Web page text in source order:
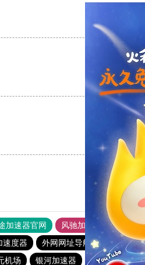
加速器官网 风驰加速器
旋风加
速度器 外网网址导航 软件中心
机场 银河加速器 hammer加速